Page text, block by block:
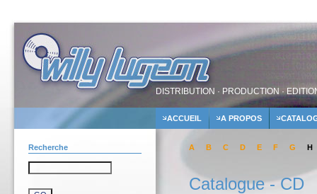
DISTRIBUTION · PRODUCTION ·
ACCUEIL A PROPOS
Recherche A B C D E F G H
Catalogue - CD